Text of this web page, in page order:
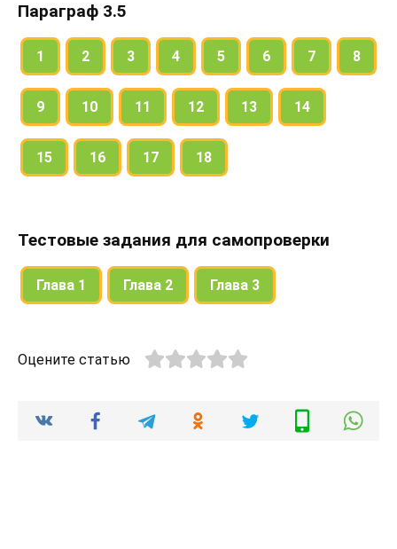
Параграф 3.5
1 2 3 4 5 6 7 8
9 10 11 12 13 14
15 16 17 18
Тестовые задания для самопроверки
Глава 1 Глава 2 Глава 3
Оцените статью